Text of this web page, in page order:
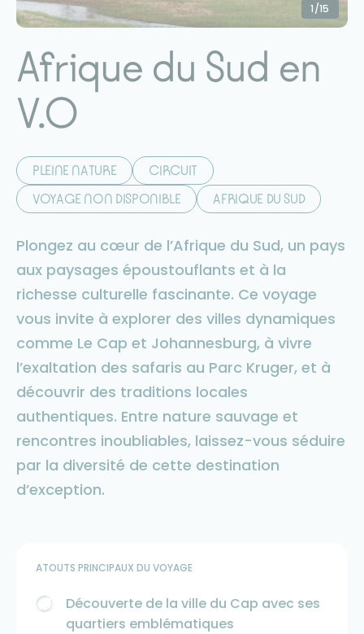
1/15
Afrique du Sud en
V.O
PLEINE NATURE
CIRCUIT
VOYAGE NON DISPONIBLE
AFRIQUE DU SUD
Plongez au cœur de l’Afrique du Sud, un pays
aux paysages époustouflants et à la
richesse culturelle fascinante. Ce voyage
vous invite à explorer des villes dynamiques
comme Le Cap et Johannesburg, à vivre
l’exaltation des safaris au Parc Kruger, et à
découvrir des traditions locales
authentiques. Entre nature sauvage et
rencontres inoubliables, laissez-vous séduire
par la diversité de cette destination
d’exception.
ATOUTS PRINCIPAUX DU VOYAGE
Découverte de la ville du Cap avec ses
quartiers emblématiques